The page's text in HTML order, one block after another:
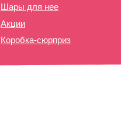
Шары для нее
Коробка-сюрприз
Акции